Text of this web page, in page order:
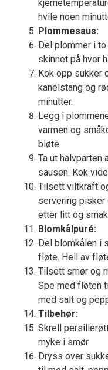
hvile noen
Plommesaus:
Del plommer i
skinnet på hver
Kok opp sukker
kanelstang og
minutter.
Legg i
varmen og
bløte.
Ta ut halvparten
sausen. Kok
Tilsett viltkraft
servering pisker
etter litt og
Blomkålpuré:
Del blomkålen i
fløte. Hell av
Tilsett smør og
Spe med fløten
med salt og
Tilbehør:
Skrell
myke i smør.
Dryss over